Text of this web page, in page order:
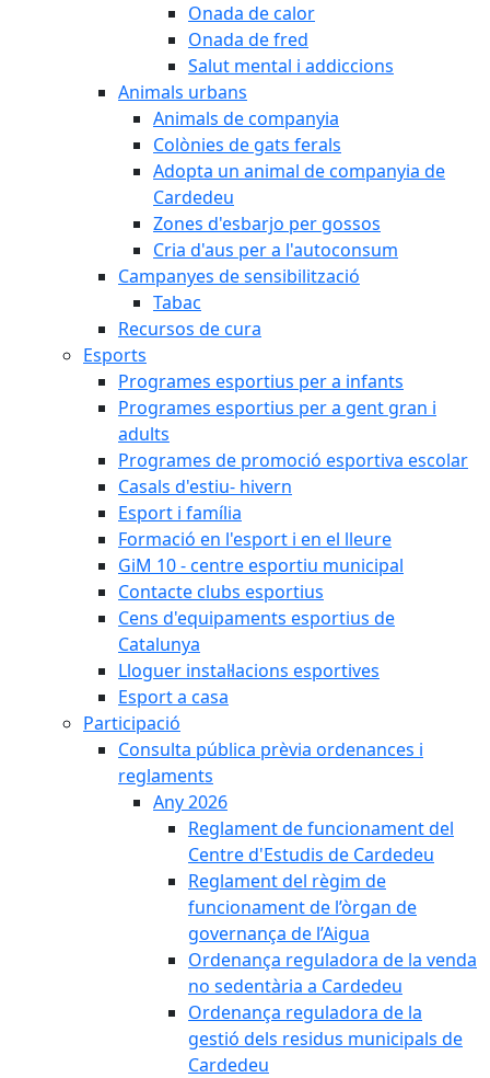
Onada de calor
Onada de fred
Salut mental i addiccions
Animals urbans
Animals de companyia
Colònies de gats ferals
Adopta un animal de companyia de
Cardedeu
Zones d'esbarjo per gossos
Cria d'aus per a l'autoconsum
Campanyes de sensibilització
Tabac
Recursos de cura
Esports
Programes esportius per a infants
Programes esportius per a gent gran i
adults
Programes de promoció esportiva escolar
Casals d'estiu- hivern
Esport i família
Formació en l'esport i en el lleure
GiM 10 - centre esportiu municipal
Contacte clubs esportius
Cens d'equipaments esportius de
Catalunya
Lloguer instal·lacions esportives
Esport a casa
Participació
Consulta pública prèvia ordenances i
reglaments
Any 2026
Reglament de funcionament del
Centre d'Estudis de Cardedeu
Reglament del règim de
funcionament de l’òrgan de
governança de l’Aigua
Ordenança reguladora de la venda
no sedentària a Cardedeu
Ordenança reguladora de la
gestió dels residus municipals de
Cardedeu